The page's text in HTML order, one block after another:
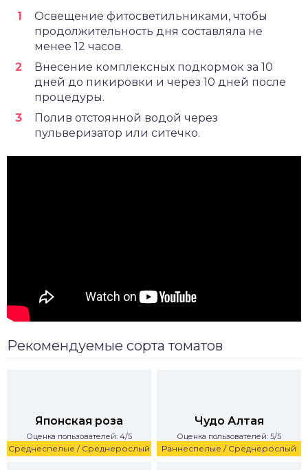
Освещение фитосветильниками, чтобы
продолжительность дня составляла не
менее 12 часов.
Внесение комплексных подкормок за 10
дней до пикировки и через 10 дней после
процедуры.
Полив отстоянной водой через
пульверизатор или ситечко.
Рекомендуемые сорта томатов
Среднеспелые / Среднерослый
Японская роза
Оценка пользователей: 4/5
Раннеспелые / Среднерослый
Чудо Алтая
Оценка пользователей: 5/5